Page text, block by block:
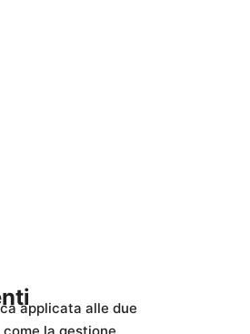
applicata alle due